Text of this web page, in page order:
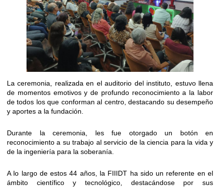
La ceremonia, realizada en el auditorio del instituto, estuvo llena
de momentos emotivos y de profundo reconocimiento a la labor
de todos los que conforman al centro, destacando su desempeño
y aportes a la fundación.
Durante la ceremonia, les fue otorgado un botón en
reconocimiento a su trabajo al servicio de la ciencia para la vida y
de la ingeniería para la soberanía.
A lo largo de estos 44 años, la FIIIDT ha sido un referente en el
ámbito científico y tecnológico, destacándose por sus